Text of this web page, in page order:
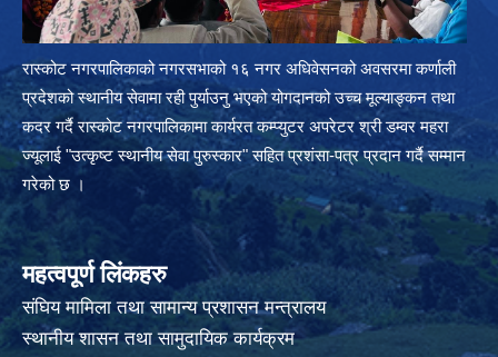
रास्कोट नगरपालिकाको नगरसभाको १६ नगर अधिवेसनको अवसरमा कर्णाली
प्रदेशको स्थानीय सेवामा रही पुर्याउनु भएको योगदानको उच्च मूल्याङ्कन तथा
कदर गर्दै रास्कोट नगरपालिकामा कार्यरत कम्प्युटर अपरेटर श्री डम्वर महरा
ज्यूलाई "उत्कृष्ट स्थानीय सेवा पुरुस्कार" सहित प्रशंसा-पत्र प्रदान गर्दै सम्मान
गरेको छ ।
महत्वपूर्ण लिंकहरु
संघिय मामिला तथा सामान्य प्रशासन मन्त्रालय
स्थानीय शासन तथा सामुदायिक कार्यक्रम